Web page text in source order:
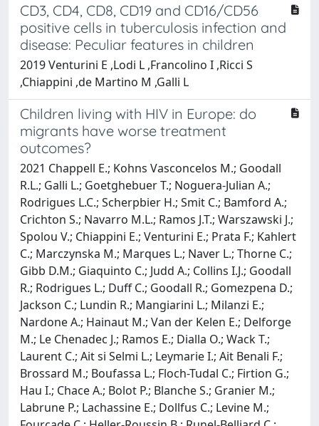
CD3, CD4, CD8, CD19 and CD16/CD56
positive cells in tuberculosis infection and
disease: Peculiar features in children
2019 Venturini E ,Lodi L ,Francolino I ,Ricci S
,Chiappini ,de Martino M ,Galli L
Children living with HIV in Europe: do
migrants have worse treatment
outcomes?
2021 Chappell E.; Kohns Vasconcelos M.; Goodall
R.L.; Galli L.; Goetghebuer T.; Noguera-Julian A.;
Rodrigues L.C.; Scherpbier H.; Smit C.; Bamford A.;
Crichton S.; Navarro M.L.; Ramos J.T.; Warszawski J.;
Spolou V.; Chiappini E.; Venturini E.; Prata F.; Kahlert
C.; Marczynska M.; Marques L.; Naver L.; Thorne C.;
Gibb D.M.; Giaquinto C.; Judd A.; Collins I.J.; Goodall
R.; Rodrigues L.; Duff C.; Goodall R.; Gomezpena D.;
Jackson C.; Lundin R.; Mangiarini L.; Milanzi E.;
Nardone A.; Hainaut M.; Van der Kelen E.; Delforge
M.; Le Chenadec J.; Ramos E.; Dialla O.; Wack T.;
Laurent C.; Ait si Selmi L.; Leymarie I.; Ait Benali F.;
Brossard M.; Boufassa L.; Floch-Tudal C.; Firtion G.;
Hau I.; Chace A.; Bolot P.; Blanche S.; Granier M.;
Labrune P.; Lachassine E.; Dollfus C.; Levine M.;